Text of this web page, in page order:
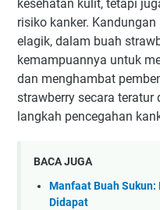
kesehatan kulit, tetapi
risiko kanker.
elagik, dalam buah
kemampuannya untuk
dan menghambat
strawberry secara
langkah pencegahan
BACA JUGA
Manfaat Buah
Didapat